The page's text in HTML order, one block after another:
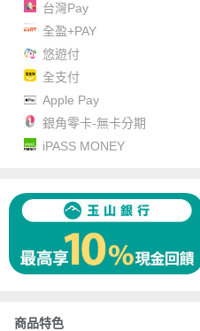
台灣Pay
全盈+PAY
悠遊付
全支付
Apple Pay
銀角零卡-無卡分期
iPASS MONEY
商品特色